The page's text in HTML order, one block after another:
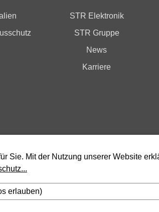
Sie. Mit der Nutzung unserer Website
erlauben)
STR Elektronik
STR Gruppe
News
Karriere